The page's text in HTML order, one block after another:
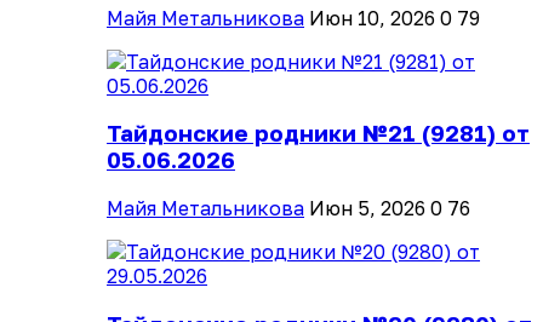
Майя Метальникова Июн 10, 2026 0 79
Тайдонские родники №21 (9281) от
05.06.2026
Майя Метальникова Июн 5, 2026 0 76